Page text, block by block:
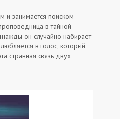
и занимается поиском
в тайной
он случайно набирает
в голос, который
странная связь двух